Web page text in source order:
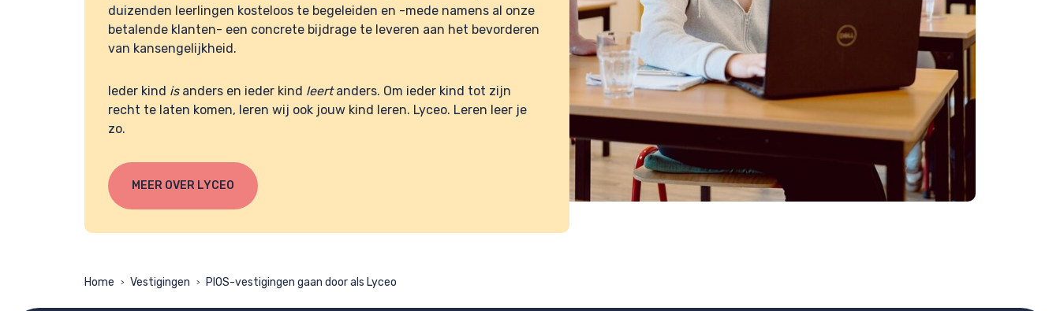
duizenden leerlingen kosteloos te begeleiden en -mede namens al onze
betalende klanten- een concrete bijdrage te leveren aan het bevorderen
van kansengelijkheid.
Ieder kind isanders en ieder kind leertanders. Om ieder kind tot zijn
recht te laten komen, leren wij ook jouw kind leren. Lyceo. Leren leer je
zo.
MEER OVER LYCEO
Home > Vestigingen > PIOS-vestigingen gaan door als Lyceo